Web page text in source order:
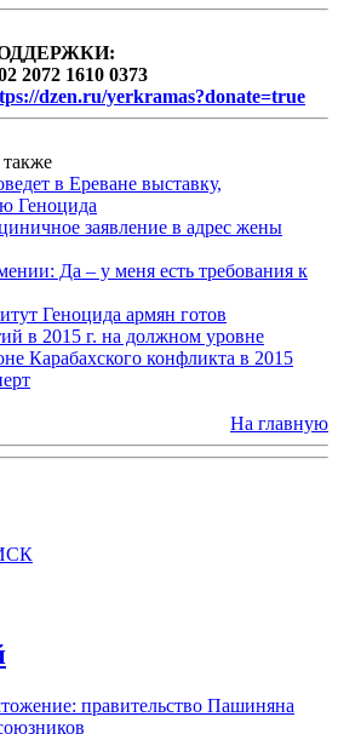
2072 1610 0373
dzen.ru/yerkramas?donate=true
в Ереване выставку,
Геноцида
заявление в адрес жены
Да – у меня есть требования к
Геноцида армян готов
в 2015 г. на должном уровне
Карабахского конфликта в 2015
На главную
правительство Пашиняна